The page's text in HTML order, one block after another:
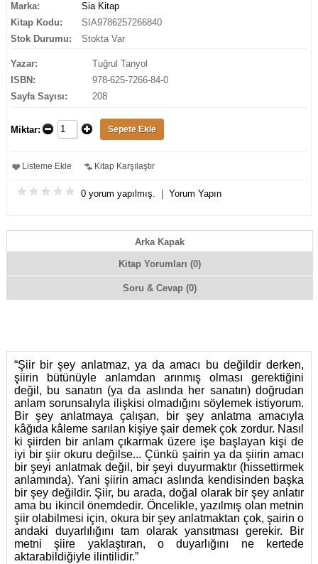
Marka:
Sia Kitap
Kitap Kodu:
SIA9786257266840
Stok Durumu:
Stokta Var
Yazar:
Tuğrul Tanyol
ISBN:
978-625-7266-84-0
Sayfa Sayısı:
208
Miktar:
Listeme Ekle Kitap Karşılaştır
0 yorum yapılmış. Yorum Yapın
Arka Kapak
Kitap Yorumları (0)
Soru & Cevap (0)
“Şiir bir şey anlatmaz, ya da amacı bu değildir derken,
şiirin bütünüyle anlamdan arınmış olması gerektiğini
değil, bu sanatın (ya da aslında her sanatın) doğrudan
anlam sorunsalıyla ilişkisi olmadığını söylemek istiyorum.
Bir şey anlatmaya çalışan, bir şey anlatma amacıyla
kâğıda kâleme sarılan kişiye şair demek çok zordur. Nasıl
ki şiirden bir anlam çıkarmak üzere işe başlayan kişi de
iyi bir şiir okuru değilse... Çünkü şairin ya da şiirin amacı
bir şeyi anlatmak değil, bir şeyi duyurmaktır (hissettirmek
anlamında). Yani şiirin amacı aslında kendisinden başka
bir şey değildir. Şiir, bu arada, doğal olarak bir şey anlatır
ama bu ikincil önemdedir. Öncelikle, yazılmış olan metnin
şiir olabilmesi için, okura bir şey anlatmaktan çok, şairin o
andaki duyarlılığını tam olarak yansıtması gerekir. Bir
metni şiire yaklaştıran, o duyarlığını ne kertede
aktarabildiğiyle ilintilidir.”